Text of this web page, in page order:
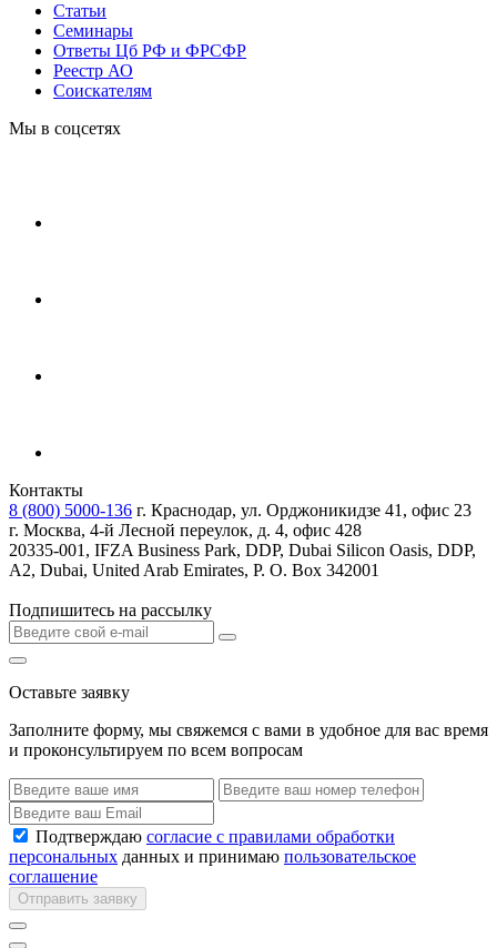
Статьи
Cеминары
Ответы Цб РФ и ФРСФР
Реестр АО
Соискателям
Мы в соцсетях
Контакты
8 (800) 5000-136 г. Краснодар, ул. Орджоникидзе 41, офис 23
г. Москва, 4-й Лесной переулок, д. 4, офис 428
20335-001, IFZA Business Park, DDP, Dubai Silicon Oasis, DDP,
A2, Dubai, United Arab Emirates, P. O. Box 342001
Подпишитесь на рассылку
Оставьте заявку
Заполните форму, мы свяжемся с вами в удобное для вас время
и проконсультируем по всем вопросам
Подтверждаю согласие с правилами обработки
персональных данных и принимаю пользовательское
соглашение
Отправить заявку